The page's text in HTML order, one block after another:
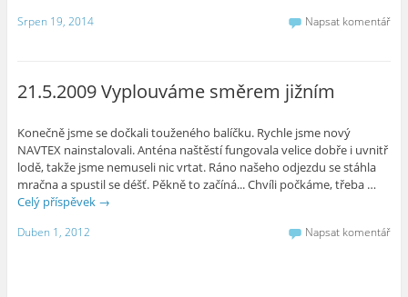
Srpen 19, 2014 Napsat komentář
21.5.2009 Vyplouváme směrem jižním
Konečně jsme se dočkali touženého balíčku. Rychle jsme nový
NAVTEX nainstalovali. Anténa naštěstí fungovala velice dobře i uvnitř
lodě, takže jsme nemuseli nic vrtat. Ráno našeho odjezdu se stáhla
mračna a spustil se déšť. Pěkně to začíná... Chvíli počkáme, třeba …
Celý příspěvek →
Duben 1, 2012 Napsat komentář